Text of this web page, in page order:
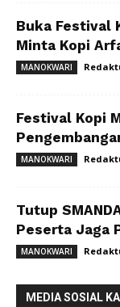
Buka Festival
Minta Kopi
MANOKWARI
Festival Kopi
MANOKWARI
Tutup
Peserta Jaga
MANOKWARI
MEDIA SOSIAL